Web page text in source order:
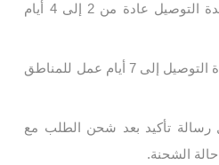
تستغرق مدة التوصيل عادة من 2 إلى 4 أيام
قد تمتد مدة التوصيل إلى 7 أيام عمل للمناطق
رسالة تأكيد بعد شحن الطلب مع
حالة الشحنة.